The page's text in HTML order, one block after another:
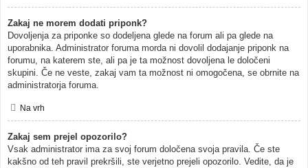
Zakaj ne morem dodati priponk?
Dovoljenja za priponke so dodeljena glede na forum ali pa glede na
uporabnika. Administrator foruma morda ni dovolil dodajanje priponk na
forumu, na katerem ste, ali pa je ta možnost dovoljena le določeni
skupini. Če ne veste, zakaj vam ta možnost ni omogočena, se obrnite na
administratorja foruma.
Na vrh
Zakaj sem prejel opozorilo?
Vsak administrator ima za svoj forum določena svoja pravila. Če ste
kakšno od teh pravil prekršili, ste verjetno prejeli opozorilo. Vedite, da je